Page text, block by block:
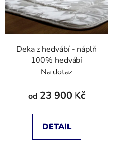
Deka z hedvábí - náplň
100% hedvábí
Na dotaz
od 23 900 Kč
DETAIL